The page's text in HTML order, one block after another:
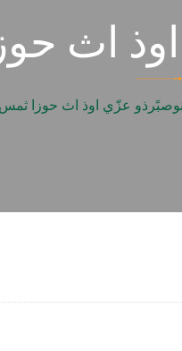
اث
نوصبًرذو عزّي اوذ اث حوزا ثمس